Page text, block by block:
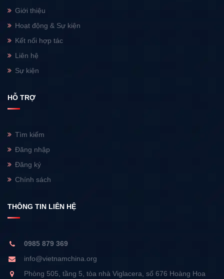
Giới thiệu
Hoạt động & Sự kiện
Kết nối hợp tác
Liên hệ
Sự kiện
HỖ TRỢ
Tìm kiếm
Đăng nhập
Đăng ký
Chính sách
THÔNG TIN LIÊN HỆ
0985 879 369
info@vietnamchina.org
Phòng 505, tầng 5, tòa nhà Viglacera, số 676 Hoàng Hoa